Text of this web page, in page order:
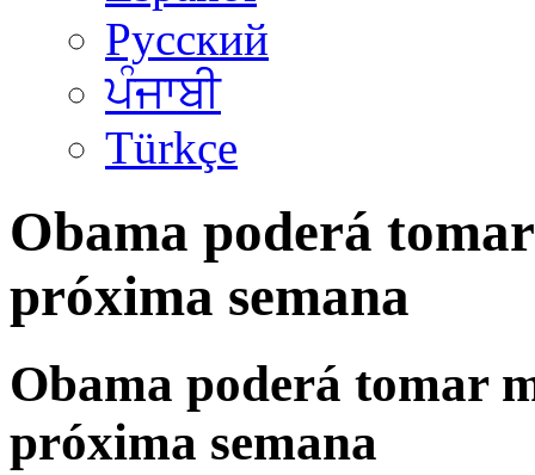
Русский
ਪੰਜਾਬੀ
Türkçe
Obama poderá
próxima semana
Obama poderá tomar
próxima semana